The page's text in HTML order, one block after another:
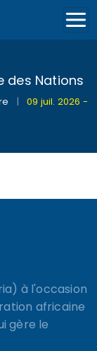
des Nations
|
09 juil. 2026 -
à l'occasion
africaine
gère le